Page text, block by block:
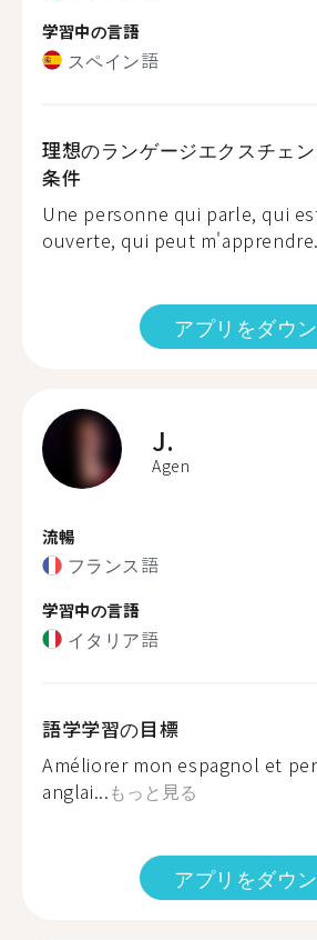
学習中の言語
スペイン語
理想のランゲージエクスチェ
条件
Une personne qui parle, qui
ouverte, qui peut
アプリをダウ
J.
Agen
流暢
フランス語
学習中の言語
イタリア語
語学学習の目標
Améliorer mon espagnol et
anglai...もっと見る
アプリをダウ